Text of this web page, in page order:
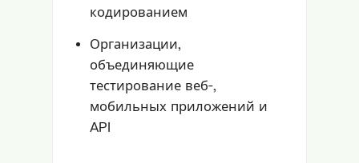
кодированием
Организации,
объединяющие
тестирование веб-,
мобильных приложений и
API